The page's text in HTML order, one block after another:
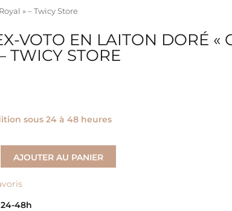
» – Twicy Store
VOTO EN LAITON DORÉ «
TWICY STORE
sous 24 à 48 heures
AJOUTER AU PANIER
48h